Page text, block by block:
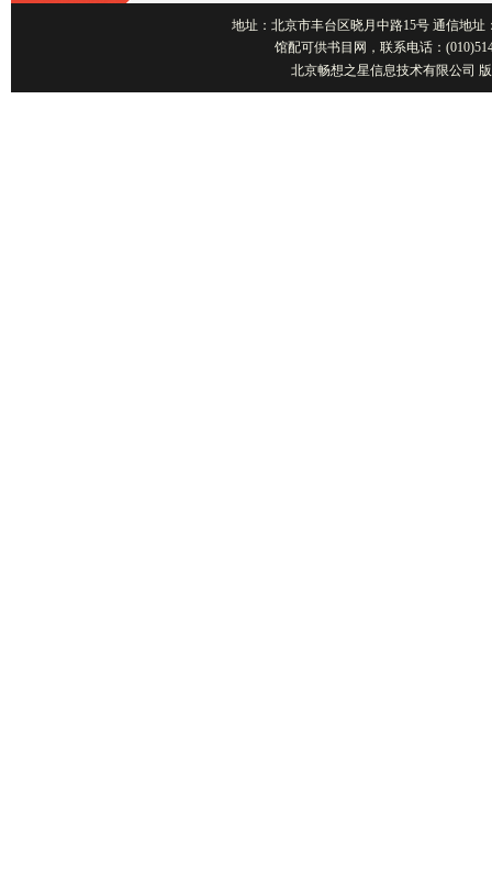
地址：北京市丰台区晓月中路15号 通信地址
馆配可供书目网，联系电话：
北京畅想之星信息技术有限公司